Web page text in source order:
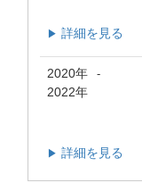
▶ 詳細を見る
2020年 -
2022年
▶ 詳細を見る